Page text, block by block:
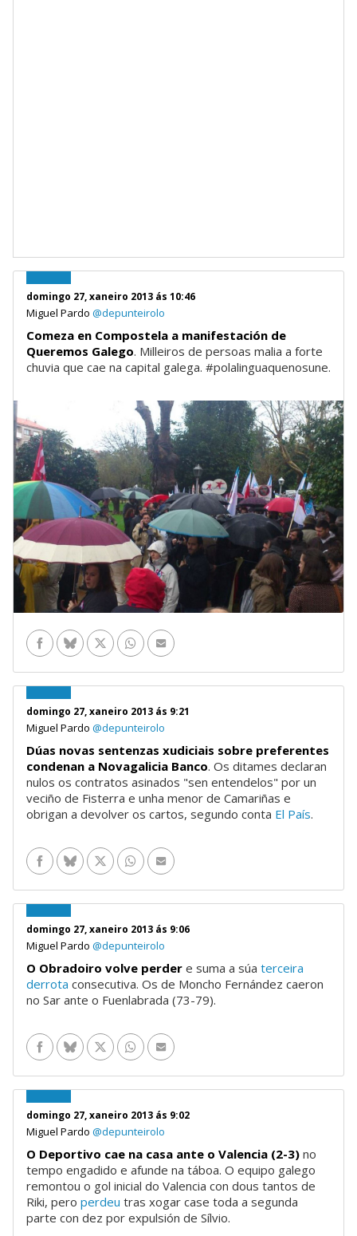
domingo 27, xaneiro 2013 ás 10:46
Miguel Pardo @depunteirolo
Comeza en Compostela a manifestación de
Queremos Galego. Milleiros de persoas malia a forte
chuvia que cae na capital galega. #polalinguaquenosune.
Facebook
BlueskyTwitterWhatsAppEnviar por e-mail
domingo 27, xaneiro 2013 ás 9:21
Miguel Pardo @depunteirolo
Dúas novas sentenzas xudiciais sobre preferentes
condenan a Novagalicia Banco. Os ditames declaran
nulos os contratos asinados "sen entendelos" por un
veciño de Fisterra e unha menor de Camariñas e
obrigan a devolver os cartos, segundo conta El País.
Facebook
BlueskyTwitterWhatsAppEnviar por e-mail
domingo 27, xaneiro 2013 ás 9:06
Miguel Pardo @depunteirolo
O Obradoiro volve perder e suma a súa terceira
derrota consecutiva. Os de Moncho Fernández caeron
no Sar ante o Fuenlabrada (73-79).
Facebook
BlueskyTwitterWhatsAppEnviar por e-mail
domingo 27, xaneiro 2013 ás 9:02
Miguel Pardo @depunteirolo
O Deportivo cae na casa ante o Valencia (2-3) no
tempo engadido e afunde na táboa. O equipo galego
remontou o gol inicial do Valencia con dous tantos de
Riki, pero perdeu tras xogar case toda a segunda
parte con dez por expulsión de Sílvio.